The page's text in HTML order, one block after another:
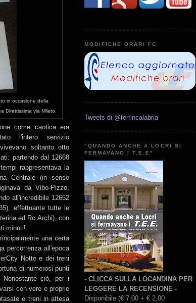
in occasione della
Direttissima via Mileto.
come caotica era
l'intero servizio
soltanto otto
partendo dal 12668
rappresentava la
Centrale (in senso
da Vibo-Pizzo,
all'incredibile 12652
effettuante tutte le
ed Rc Archi), con
minuti!
una certa
percorrenza all'epoca
Notte e dei treni
di numerosi punti
ciò, per i
con vere e proprie
e treni in attesa
MODIFICHE ORARI FC
Tweets di @ferrincalabria
"QUANDO ANCHE A LOCRI SI
FERMAVANO I T.E.E"
- CLICCA SULLA LOCANDINA PER
LEGGERE LA RECENSIONE -
Disponibile (€ 7,00 + € 2,00